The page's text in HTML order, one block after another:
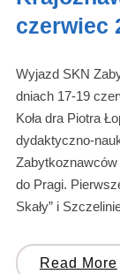
czerwiec
Wyjazd SKN
dniach 17-19
Koła dra Piotra
dydaktyczno-
do Pragi.
Skały” i
Read More